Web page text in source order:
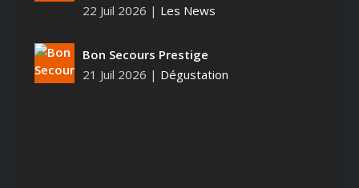
22 Juil 2026 | Les News
Bon Secours Prestige
21 Juil 2026 | Dégustation